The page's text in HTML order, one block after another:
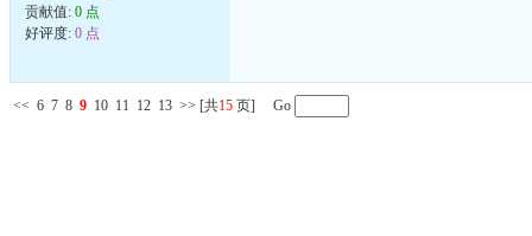
贡献值: 0 点
好评度: 0 点
<< 6 7 8 9 10 11 12 13 >> [共15 页] Go